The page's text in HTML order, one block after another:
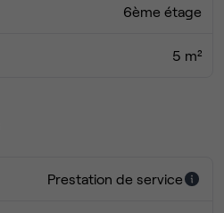
6ème étage
5 m²
Prestation de service